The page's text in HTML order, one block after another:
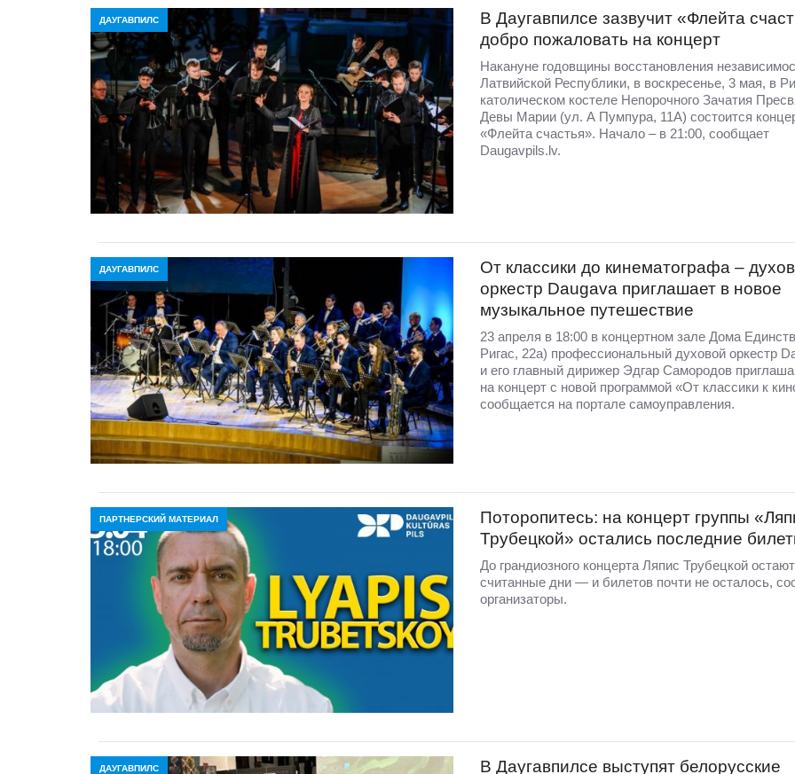
ДАУГАВПИЛС
В Даугавпилсе зазвучит «Флейта
добро пожаловать на концерт
Накануне годовщины восстановления
Латвийской Республики, в воскресенье, 3 мая, в
католическом костеле Непорочного Зачатия
Девы Марии (ул. А Пумпура, 11А) состоится
«Флейта счастья». Начало – в 21:00, сообщает
Daugavpils.lv.
ДАУГАВПИЛС
От классики до кинематографа –
оркестр Daugava приглашает в новое
музыкальное путешествие
23 апреля в 18:00 в концертном зале Дома
Ригас, 22а) профессиональный духовой оркестр
и его главный дирижер Эдгар Самородов
на концерт с новой программой «От классики к
сообщается на портале самоуправления.
ПАРТНЕРСКИЙ МАТЕРИАЛ
Поторопитесь: на концерт группы
Трубецкой» остались последние
До грандиозного концерта Ляпис Трубецкой
считанные дни — и билетов почти не осталось,
организаторы.
ДАУГАВПИЛС В Даугавпилсе выступят белорусские